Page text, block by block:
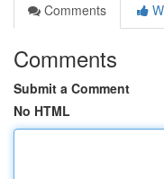
Comments
Comments
Submit a Comment
No HTML